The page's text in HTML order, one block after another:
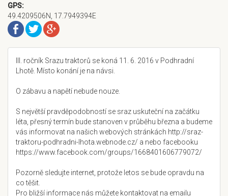
GPS:
49.4209506N, 17.7949394E
III. ročník Srazu traktorů se koná 11. 6. 2016 v Podhradní
Lhotě. Místo konání je na návsi.
O zábavu a napětí nebude nouze.
S největší pravděpodobností se sraz uskuteční na začátku
léta, přesný termín bude stanoven v průběhu března a budeme
vás informovat na našich webových stránkách http://sraz-
traktoru-podhradni-lhota.webnode.cz/ a nebo facebooku
https://www.facebook.com/groups/1668401606779072/
Pozorně sledujte internet, protože letos se bude opravdu na
co těšit.
Pro bližší informace nás můžete kontaktovat na emailu